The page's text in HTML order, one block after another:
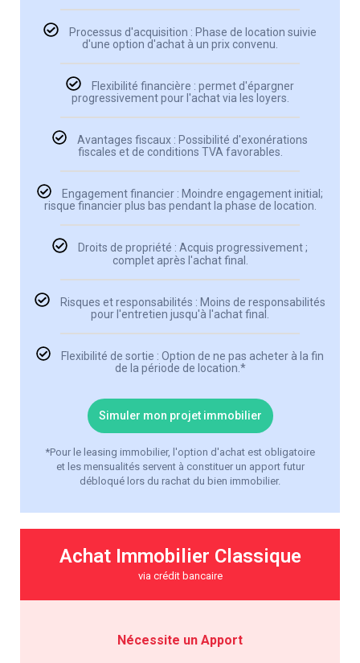
Processus d'acquisition : Phase de location suivie
d'une option d'achat à un prix convenu.
Flexibilité financière : permet d'épargner
progressivement pour l'achat via les loyers.
Avantages fiscaux : Possibilité d'exonérations
fiscales et de conditions TVA favorables.
Engagement financier : Moindre engagement initial;
risque financier plus bas pendant la phase de location.
Droits de propriété : Acquis progressivement ;
complet après l'achat final.
Risques et responsabilités : Moins de responsabilités
pour l'entretien jusqu'à l'achat final.
Flexibilité de sortie : Option de ne pas acheter à la fin
de la période de location.*
Simuler mon projet immobilier
*Pour le leasing immobilier, l'option d'achat est obligatoire
et les mensualités servent à constituer un apport futur
débloqué lors du rachat du bien immobilier.
Achat Immobilier Classique
via crédit bancaire
Nécessite un Apport